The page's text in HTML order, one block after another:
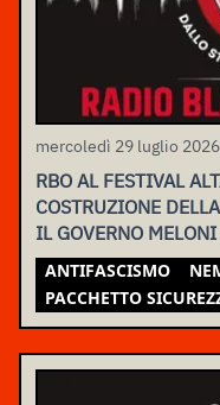
mercoledì 29 luglio 2026
RBO AL FESTIVAL
COSTRUZIONE
IL GOVERNO
MOVIMENTO
ANTIFASCISMO
PACCHETTO